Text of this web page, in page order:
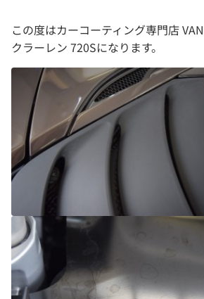
この度はカーコーティング専門店
クラーレン 720Sになります。